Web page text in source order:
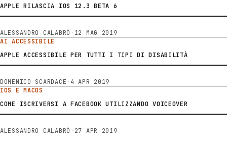
APPLE RILASCIA IOS 12.3 BETA 6
ALESSANDRO CALABRÒ · 12 MAG 2019
AI ACCESSIBILE
APPLE ACCESSIBILE PER TUTTI I TIPI DI DISABILITÀ
DOMENICO SCARDACE · 4 APR 2019
IOS E MACOS
COME ISCRIVERSI A FACEBOOK UTILIZZANDO VOICEOVER
ALESSANDRO CALABRÒ · 27 APR 2019